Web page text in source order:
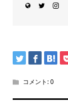
コメント:0